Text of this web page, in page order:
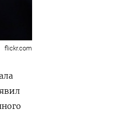
flickr.com